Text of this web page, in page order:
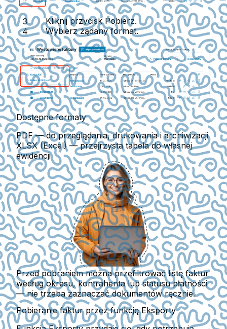
Kliknij przyciskPobierz.
Wybierz żądany format.
Dostępne formaty
PDF— do przeglądania, drukowania i archiwizacji
XLSX (Excel)— przejrzysta tabela do własnej
ewidencji
Przed pobraniem można przefiltrować listę faktur
według okresu, kontrahenta lub statusu płatności
— nie trzeba zaznaczać dokumentów ręcznie.
Pobieranie faktur przez funkcję Eksporty